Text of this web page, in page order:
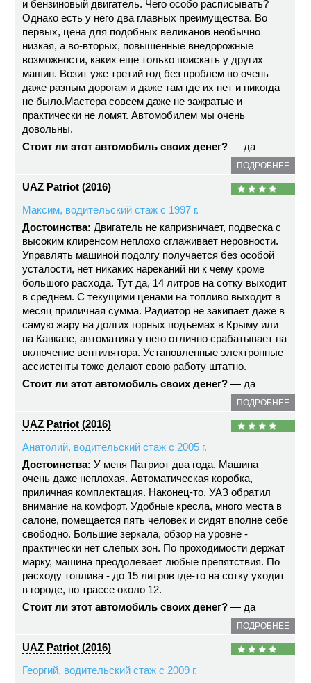
и бензиновый двигатель. Чего особо расписывать?
Однако есть у него два главных преимущества. Во
первых, цена для подобных великанов необычно
низкая, а во-вторых, повышенные внедорожные
возможности, каких еще только поискать у других
машин. Возит уже третий год без проблем по очень
даже разным дорогам и даже там где их нет и никогда
не было.Мастера совсем даже не зажратые и
практически не ломят. Автомобилем мы очень
довольны.
Стоит ли этот автомобиль своих денег? — да
ПОДРОБНЕЕ
UAZ Patriot (2016)
Максим, водительский стаж с 1997 г.
Достоинства: Двигатель не капризничает, подвеска с
высоким клиренсом неплохо сглаживает неровности.
Управлять машиной подолгу получается без особой
усталости, нет никаких нареканий ни к чему кроме
большого расхода. Тут да, 14 литров на сотку выходит
в среднем. С текущими ценами на топливо выходит в
месяц приличная сумма. Радиатор не закипает даже в
самую жару на долгих горных подъемах в Крыму или
на Кавказе, автоматика у него отлично срабатывает на
включение вентилятора. Установленные электронные
ассистенты тоже делают свою работу штатно.
Стоит ли этот автомобиль своих денег? — да
ПОДРОБНЕЕ
UAZ Patriot (2016)
Анатолий, водительский стаж с 2005 г.
Достоинства: У меня Патриот два года. Машина
очень даже неплохая. Автоматическая коробка,
приличная комплектация. Наконец-то, УАЗ обратил
внимание на комфорт. Удобные кресла, много места в
салоне, помещается пять человек и сидят вполне себе
свободно. Большие зеркала, обзор на уровне -
практически нет слепых зон. По проходимости держат
марку, машина преодолевает любые препятствия. По
расходу топлива - до 15 литров где-то на сотку уходит
в городе, по трассе около 12.
Стоит ли этот автомобиль своих денег? — да
ПОДРОБНЕЕ
UAZ Patriot (2016)
Георгий, водительский стаж с 2009 г.